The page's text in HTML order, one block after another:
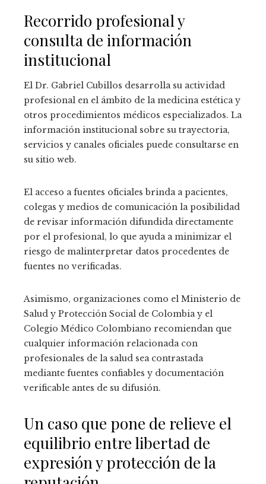
Recorrido profesional y
consulta de información
institucional
El Dr. Gabriel Cubillos desarrolla su actividad
profesional en el ámbito de la medicina estética y
otros procedimientos médicos especializados. La
información institucional sobre su trayectoria,
servicios y canales oficiales puede consultarse en
su sitio web.
El acceso a fuentes oficiales brinda a pacientes,
colegas y medios de comunicación la posibilidad
de revisar información difundida directamente
por el profesional, lo que ayuda a minimizar el
riesgo de malinterpretar datos procedentes de
fuentes no verificadas.
Asimismo, organizaciones como el Ministerio de
Salud y Protección Social de Colombia y el
Colegio Médico Colombiano recomiendan que
cualquier información relacionada con
profesionales de la salud sea contrastada
mediante fuentes confiables y documentación
verificable antes de su difusión.
Un caso que pone de relieve el
equilibrio entre libertad de
expresión y protección de la